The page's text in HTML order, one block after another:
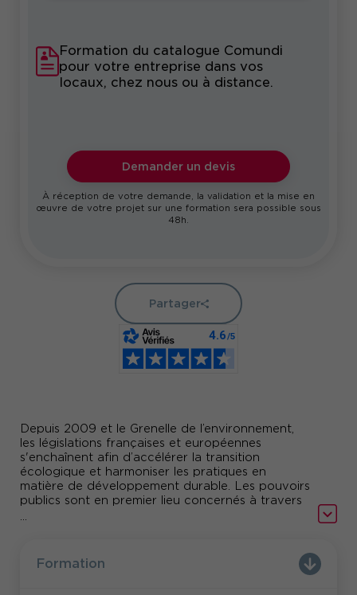
Depuis 2009 et le Grenelle de l’environnement,
les législations françaises et européennes
s'enchaînent afin d’accélérer la transition
écologique et harmoniser les pratiques en
matière de développement durable. Les pouvoirs
publics sont en premier lieu concernés à travers
doivent en permanence s’adapter afin de
répondre aux nouvelles exigences ou les
...
Formation du catalogue Comundi
pour votre entreprise dans vos
locaux, chez nous ou à distance.
Demander un devis
À réception de votre demande, la validation et la mise en
œuvre de votre projet sur une formation sera possible sous
48h.
Partager
Formation